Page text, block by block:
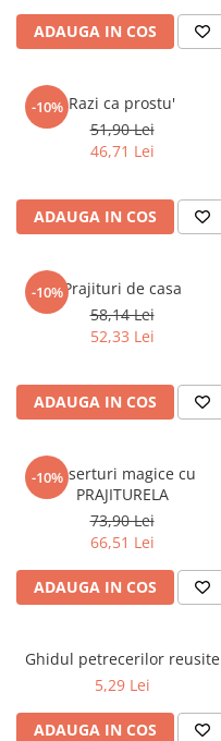
Clasa pregatitoare
Limbi Straine
Povesti ilustrate
Povesti - Basme - Legende
Realitatea Augmentata
Religie pentru copii
ScienceConnection
TP ROLL
ADAUGA IN COS
-10% Razi ca prostu'
51,90 Lei
46,71 Lei
ADAUGA IN COS
-10%Prajituri de casa
58,14 Lei
52,33 Lei
ADAUGA IN COS
-10%Deserturi magice cu
PRAJITURELA
73,90 Lei
66,51 Lei
ADAUGA IN COS
Ghidul petrecerilor reusite
5,29 Lei
ADAUGA IN COS